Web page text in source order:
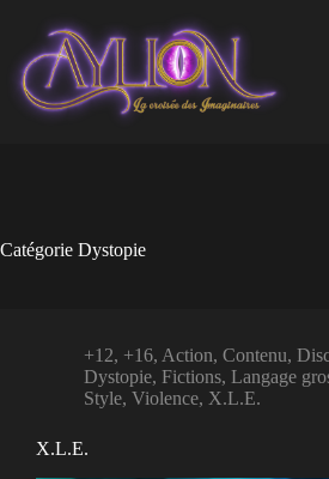
contenu
Catégorie Dystopie
+12, +16, Action, Contenu,
Dystopie, Fictions, Langage
Style, Violence, X.L.E.
X.L.E.